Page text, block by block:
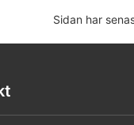
Sidan har